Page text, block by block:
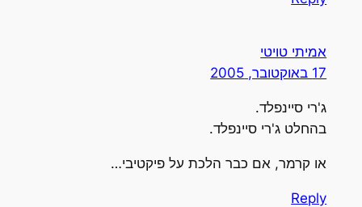
אמיתי טויטי
17 באוקטובר, 2005
ג'רי סיינפלד.
בהחלט ג'רי סיינפלד.
או קרמר, אם כבר הלכת על פיקטיבי…
Reply